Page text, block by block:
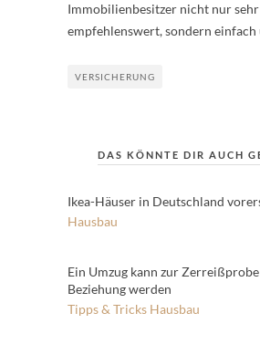
Immobilienbesitzer nicht nur sehr
empfehlenswert, sondern einfach
VERSICHERUNG
DAS KÖNNTE DIR AUCH
Ikea-Häuser in Deutschland
Hausbau
Ein Umzug kann zur
Beziehung werden
Tipps & Tricks Hausbau